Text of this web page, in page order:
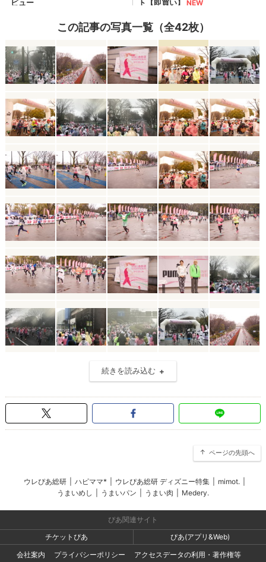
この記事の写真一覧（全42枚）
続きを読み込む
ページの先頭へ
ウレぴあ総研 ハピママ* ウレぴあ総研 ディズニー特集 mimot.
うまいめし
うまいパン うまい肉 Medery.
ぴあ関連サイト
チケットぴあ
ぴあ(アプリ&Web)
会社案内
プライバシーポリシー アクセスデータの利用・著作権等